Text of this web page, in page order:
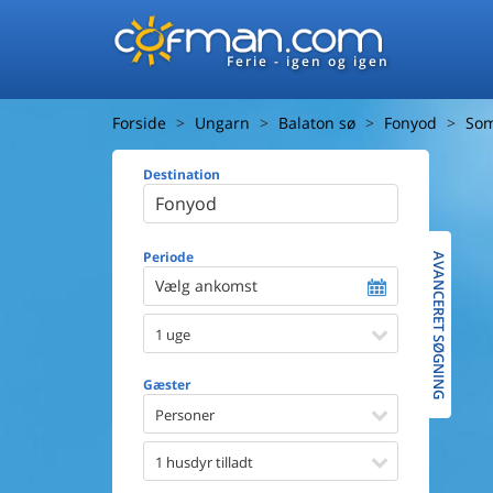
Ferie - igen og igen
Forside Ungarn Balaton sø Fonyod
Destination
Periode
Vælg ankomst
1 uge
Gæster
Personer
1 husdyr tilladt
Afstand til
Udsigt til
Faciliteter
Spa
AVANCERET SØGNING